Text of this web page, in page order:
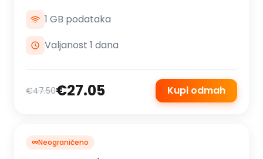
1 GB podataka
Valjanost 1 dana
€47.50€27.05 Kupi odmah
∞Neograničeno